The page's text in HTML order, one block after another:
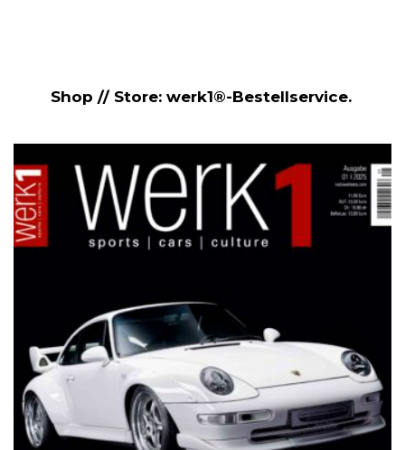
Shop // Store: werk1®-Bestellservice.
NETZWERKEINS GO! // ONLINE-STORE BY WERK1